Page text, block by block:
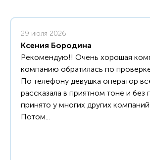
29 июля 2026
Ксения Бородина
Рекомендую!! Очень хорошая
компанию обратилась по
По телефону девушка оператор
рассказала в приятном тоне и без
принято у многих других
Потом...